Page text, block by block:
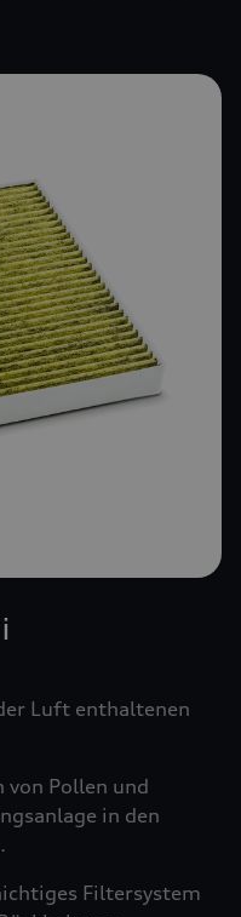
Luft enthaltenen
von Pollen und
in den
Filtersystem